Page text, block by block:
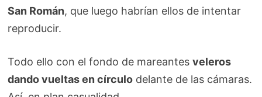
San Román, que luego habrían ellos de intentar
reproducir.
Todo ello con el fondo de mareantesveleros
dando vueltas en círculo delante de las cámaras.